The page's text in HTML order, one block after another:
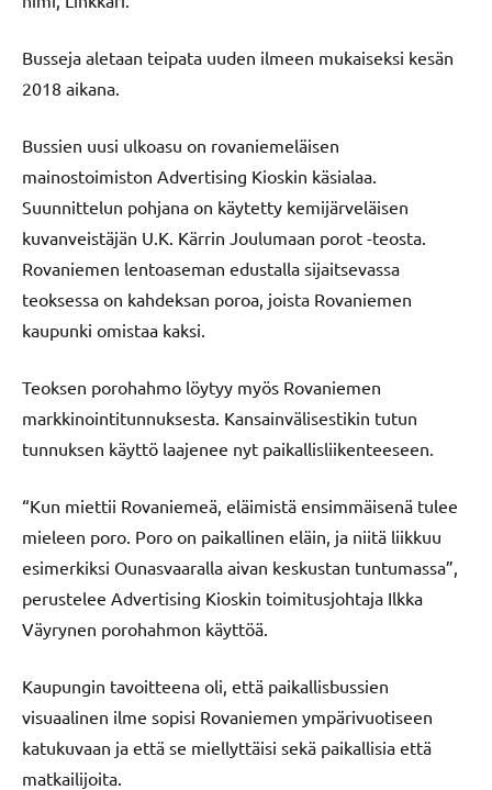
Busseja aletaan teipata uuden ilmeen mukaiseksi kesän
2018 aikana.
Bussien uusi ulkoasu on rovaniemeläisen
mainostoimiston Advertising Kioskin käsialaa.
Suunnittelun pohjana on käytetty kemijärveläisen
kuvanveistäjän U.K. Kärrin Joulumaan porot -teosta.
Rovaniemen lentoaseman edustalla sijaitsevassa
teoksessa on kahdeksan poroa, joista Rovaniemen
kaupunki omistaa kaksi.
Teoksen porohahmo löytyy myös Rovaniemen
markkinointitunnuksesta. Kansainvälisestikin tutun
tunnuksen käyttö laajenee nyt paikallisliikenteeseen.
“Kun miettii Rovaniemeä, eläimistä ensimmäisenä tulee
mieleen poro. Poro on paikallinen eläin, ja niitä liikkuu
esimerkiksi Ounasvaaralla aivan keskustan tuntumassa”,
perustelee Advertising Kioskin toimitusjohtaja Ilkka
Väyrynen porohahmon käyttöä.
Kaupungin tavoitteena oli, että paikallisbussien
visuaalinen ilme sopisi Rovaniemen ympärivuotiseen
katukuvaan ja että se miellyttäisi sekä paikallisia että
matkailijoita.